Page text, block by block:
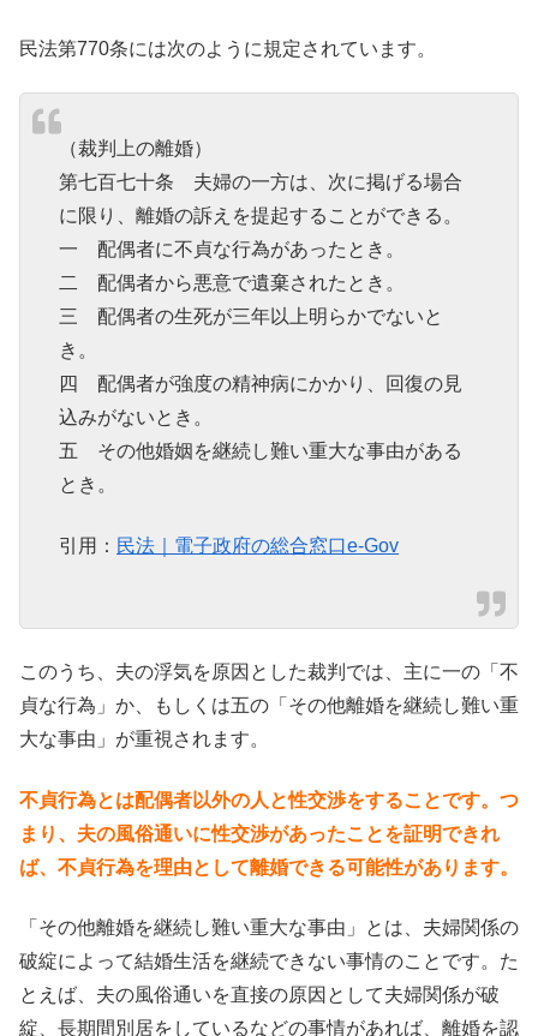
民法第770条には次のように規定されています。
（裁判上の離婚）
第七百七十条 夫婦の一方は、次に掲げる場合
に限り、離婚の訴えを提起することができる。
一 配偶者に不貞な行為があったとき。
二 配偶者から悪意で遺棄されたとき。
三 配偶者の生死が三年以上明らかでないと
き。
四 配偶者が強度の精神病にかかり、回復の見
込みがないとき。
五 その他婚姻を継続し難い重大な事由がある
とき。
引用： 民法｜電子政府の総合窓口e-Gov
このうち、夫の浮気を原因とした裁判では、主に一の「不
貞な行為」か、もしくは五の「その他離婚を継続し難い重
大な事由」が重視されます。
不貞行為とは配偶者以外の人と性交渉をすることです。つ
まり、夫の風俗通いに性交渉があったことを証明できれ
ば、不貞行為を理由として離婚できる可能性があります。
「その他離婚を継続し難い重大な事由」とは、夫婦関係の
破綻によって結婚生活を継続できない事情のことです。た
とえば、夫の風俗通いを直接の原因として夫婦関係が破
綻、長期間別居をしているなどの事情があれば、離婚を認